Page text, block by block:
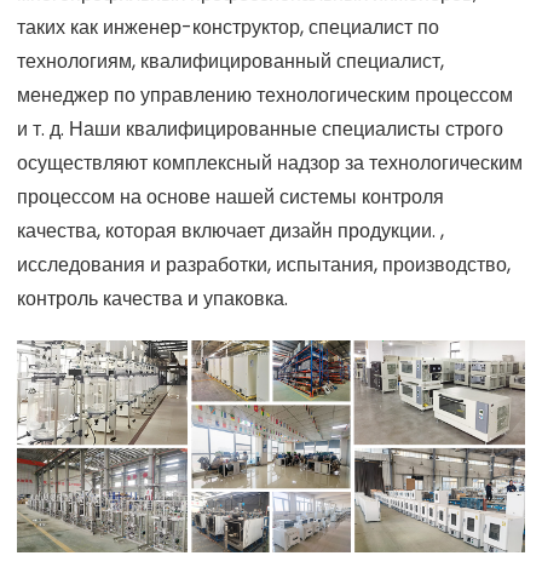
таких как инженер-конструктор, специалист по
технологиям, квалифицированный специалист,
менеджер по управлению технологическим процессом
и т. д. Наши квалифицированные специалисты строго
осуществляют комплексный надзор за технологическим
процессом на основе нашей системы контроля
качества, которая включает дизайн продукции. ,
исследования и разработки, испытания, производство,
контроль качества и упаковка.